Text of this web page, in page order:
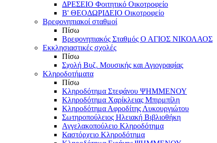
ΔΡΕΣΕΙΟ Φοιτητικό Οικοτροφείο
Β' ΘΕΟΔΩΡΙΔΕΙΟ Οικοτροφείο
Βρεφονηπιακοί σταθμοί
Πίσω
Βρεφονηπιακός Σταθμός Ο ΑΓΙΟΣ ΝΙΚΟΛΑΟΣ
Εκκλησιαστικές σχολές
Πίσω
Σχολή Βυζ. Μουσικής και Αγιογραφίας
Κληροδοτήματα
Πίσω
Κληροδότημα Στεφάνου ΨΗΜΜΕΝΟΥ
Κληροδότημα Χαρίκλειας Μπιρμπίλη
Κληροδότημα Αφροδίτης Λυκουργιώτου
Σωτηροπούλειος Ηλειακή Βιβλιοθήκη
Αγγελακοπούλειο Κληροδότημα
Καστόρχειο Κληροδότημα